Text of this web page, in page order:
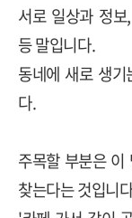
서로 일상과 정보,
등 말입니다.
동네에 새로 생기
다.
주목할 부분은 이
찾는다는 것입니